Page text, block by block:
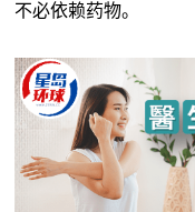
不必依赖药物。